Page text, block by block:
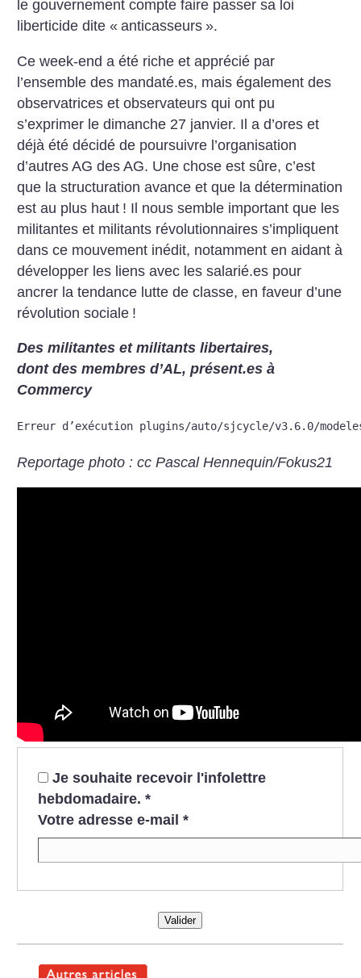
le gouvernement compte faire passer sa loi
liberticide dite « anticasseurs ».
Ce week-end a été riche et apprécié par
l’ensemble des mandaté.es, mais également des
observatrices et observateurs qui ont pu
s’exprimer le dimanche 27 janvier. Il a d’ores et
déjà été décidé de poursuivre l’organisation
d’autres AG des AG. Une chose est sûre, c’est
que la structuration avance et que la détermination
est au plus haut ! Il nous semble important que les
militantes et militants révolutionnaires s’impliquent
dans ce mouvement inédit, notamment en aidant à
développer les liens avec les salarié.es pour
ancrer la tendance lutte de classe, en faveur d’une
révolution sociale !
Des militantes et militants libertaires,
dont des membres d’AL, présent.es à
Commercy
Erreur d’exécution plugins/auto/sjcycle/v3.6.0/
Reportage photo : cc Pascal Hennequin/Fokus21
Je souhaite recevoir l'infolettre
hebdomadaire. *
Votre adresse e-mail *
Valider